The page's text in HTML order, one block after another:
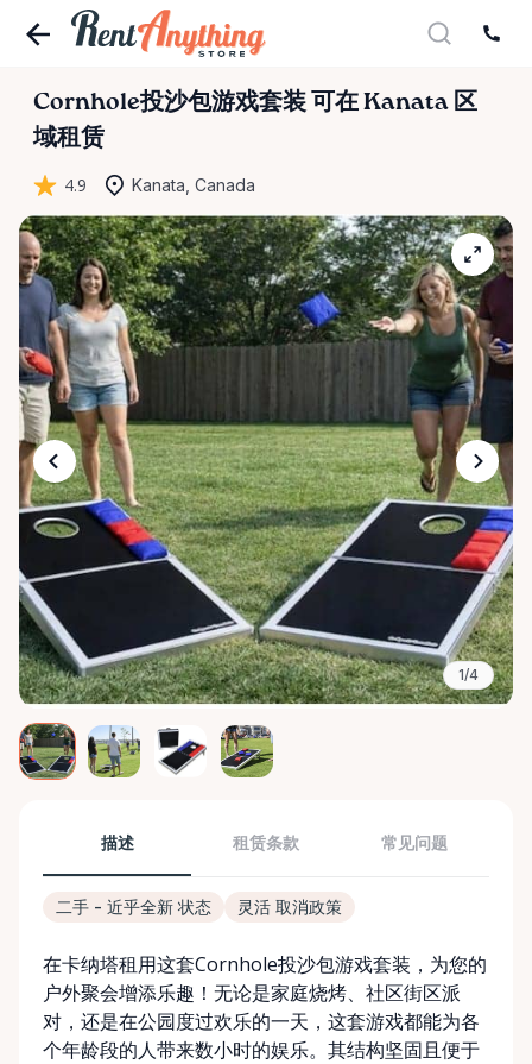
Cornhole投沙包游戏套装 可在 Kanata 区
域租赁
4.9 Kanata, Canada
1/4
描述 租赁条款 常见问题
二手 - 近乎全新 状态 灵活 取消政策
在卡纳塔租用这套Cornhole投沙包游戏套装，为您的
户外聚会增添乐趣！无论是家庭烧烤、社区街区派
对，还是在公园度过欢乐的一天，这套游戏都能为各
个年龄段的人带来数小时的娱乐。其结构坚固且便于